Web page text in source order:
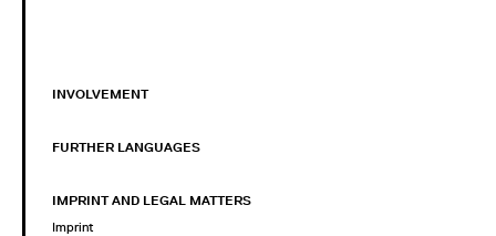
INVOLVEMENT
FURTHER LANGUAGES
IMPRINT AND LEGAL MATTERS
Imprint